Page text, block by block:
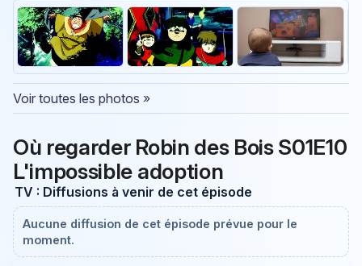
Voir toutes les photos »
Où regarder Robin des Bois S01E10
L'impossible adoption
TV : Diffusions à venir de cet épisode
Aucune diffusion de cet épisode prévue pour le
moment.